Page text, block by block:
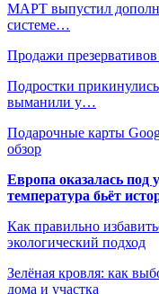
МАРТ выпустил
системе…
Продажи
Подростки
выманили у…
Подарочные карты
обзор
Европа оказалась под
температура бьёт
Как правильно
экологический подход
Зелёная кровля: как
дома и участка